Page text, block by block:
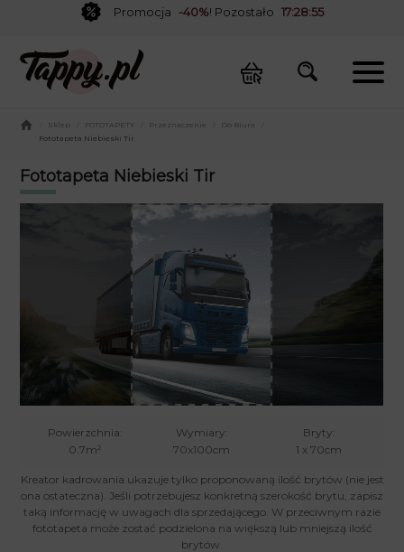
Promocja -40%! Pozostało 17:28:55
Sklep FOTOTAPETY Przeznaczenie Do Biura
Fototapeta Niebieski Tir
Fototapeta Niebieski Tir
Powierzchnia:
0.7m²
Wymiary:
70x100cm
Bryty:
1 x 70cm
Kreator kadrowania ukazuje tylko proponowaną ilość brytów (nie jest
ona ostateczna). Jeśli potrzebujesz konkretną szerokość brytu, zapisz
taką informację w uwagach dla sprzedającego. W przeciwnym razie
fototapeta może zostać podzielona na większą lub mniejszą ilość
brytów.